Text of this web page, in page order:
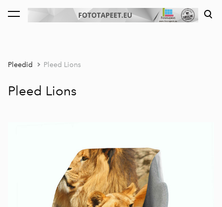
lisati ostukorvi. Vaata ostukorvi
Pleedid Pleed Lions
Pleed Lions